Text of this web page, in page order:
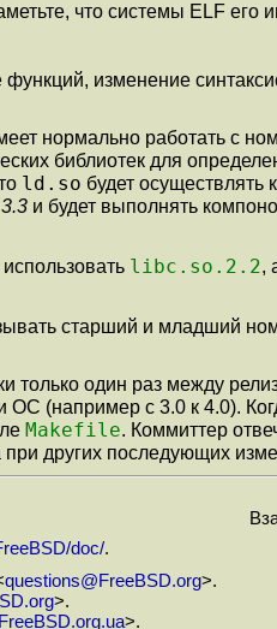
что системы ELF его
изменение
нормально работать с
библиотек для
ld.so будет
3.3 и будет выполнять
libc.so.2.2,
старший и младший
один раз между
(например c 3.0 к 4.0).
Makefile. Коммиттер
при других последующих
doc/.
questions@FreeBSD.org>.
>.
>.